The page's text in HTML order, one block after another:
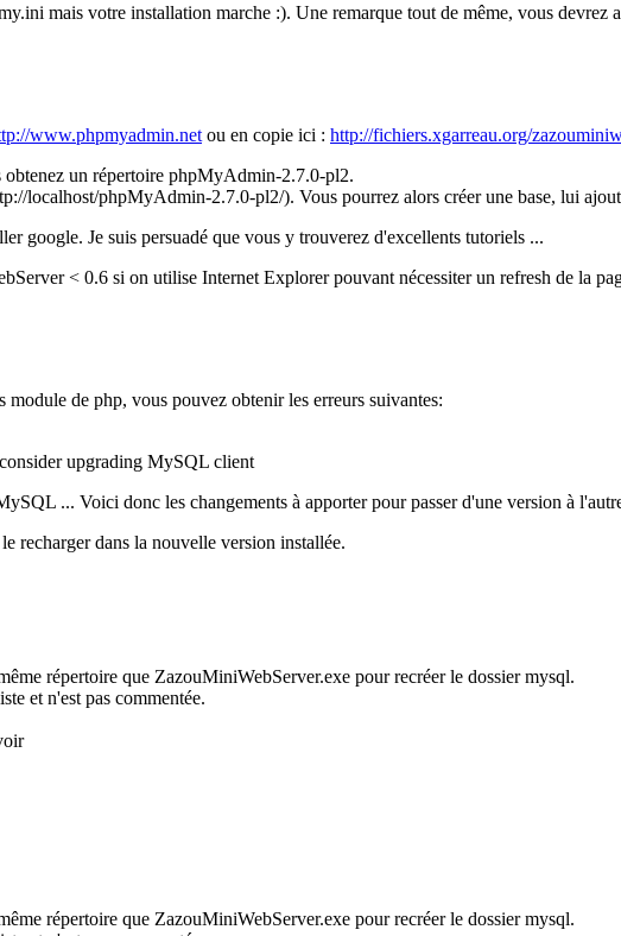
mais votre installation marche :). Une remarque tout de même, vous devrez
www.phpmyadmin.net ou en copie ici : http://fichiers.xgarreau.org/
obtenez un répertoire phpMyAdmin-2.7.0-pl2.
localhost/phpMyAdmin-2.7.0-pl2/). Vous pourrez alors créer une base, lui
google. Je suis persuadé que vous y trouverez d'excellents tutoriels ...
< 0.6 si on utilise Internet Explorer pouvant nécessiter un refresh de la
de php, vous pouvez obtenir les erreurs suivantes:
upgrading MySQL client
... Voici donc les changements à apporter pour passer d'une version à
recharger dans la nouvelle version installée.
répertoire que ZazouMiniWebServer.exe pour recréer le dossier mysql.
et n'est pas commentée.
répertoire que ZazouMiniWebServer.exe pour recréer le dossier mysql.